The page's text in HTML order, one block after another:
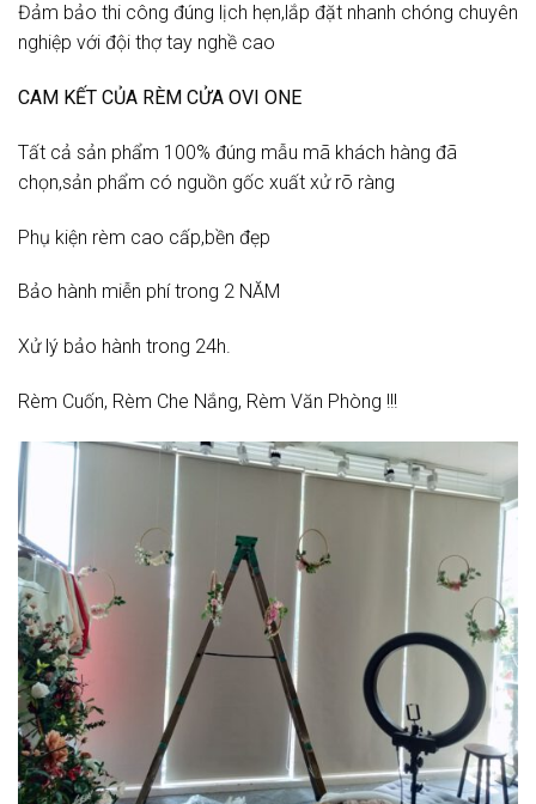
Đảm bảo thi công đúng lịch hẹn,lắp đặt nhanh chóng chuyên
nghiệp với đội thợ tay nghề cao
CAM KẾT CỦA RÈM CỬA OVI ONE
Tất cả sản phẩm 100% đúng mẫu mã khách hàng đã
chọn,sản phẩm có nguồn gốc xuất xử rõ ràng
Phụ kiện rèm cao cấp,bền đẹp
Bảo hành miễn phí trong 2 NĂM
Xử lý bảo hành trong 24h.
Rèm Cuốn, Rèm Che Nắng, Rèm Văn Phòng !!!